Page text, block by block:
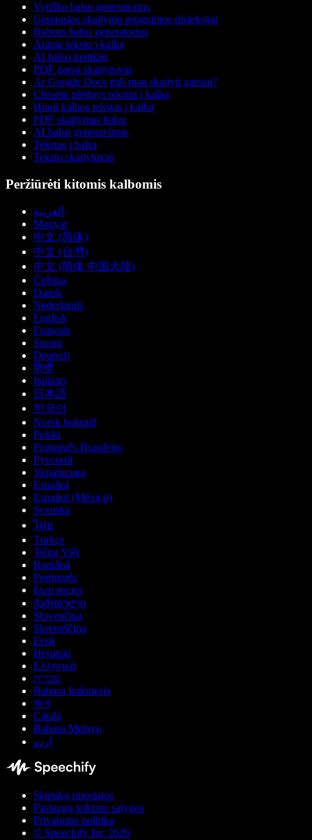
Vyriško balso generatorius
Geriausios skaitymo programos disleksijai
Roboto balso generatorius
Anime teksto į kalbą
AI balso keitiklis
PDF garso skaitytuvas
Ar Google Docs gali man skaityti garsiai?
Chrome plėtinys tekstui į kalbą
Hindi kalbos tekstas į kalbą
PDF skaitymas balsu
AI balsų generavimas
Tekstas į balsą
Teksto skaitytuvas
Peržiūrėti kitomis kalbomis
العربية
Magyar
中文 (简体)
中文 (台灣)
中文 (简体 中国大陆)
Čeština
Dansk
Nederlands
English
Français
Suomi
Deutsch
हिन्दी
Italiano
日本語
한국어
Norsk bokmål
Polski
Português Brasileiro
Русский
Українська
Español
Español (México)
Svenska
ไทย
Türkçe
Tiếng Việt
Română
Português
Български
ქართული
Slovenčina
Slovenščina
Eesti
Hrvatski
Ελληνικά
עברית
Bahasa Indonesia
বাংলা
Català
Bahasa Melayu
اردو
Slapukų nuostatos
Paslaugų teikimo sąlygos
Privatumo politika
© Speechify Inc 2026